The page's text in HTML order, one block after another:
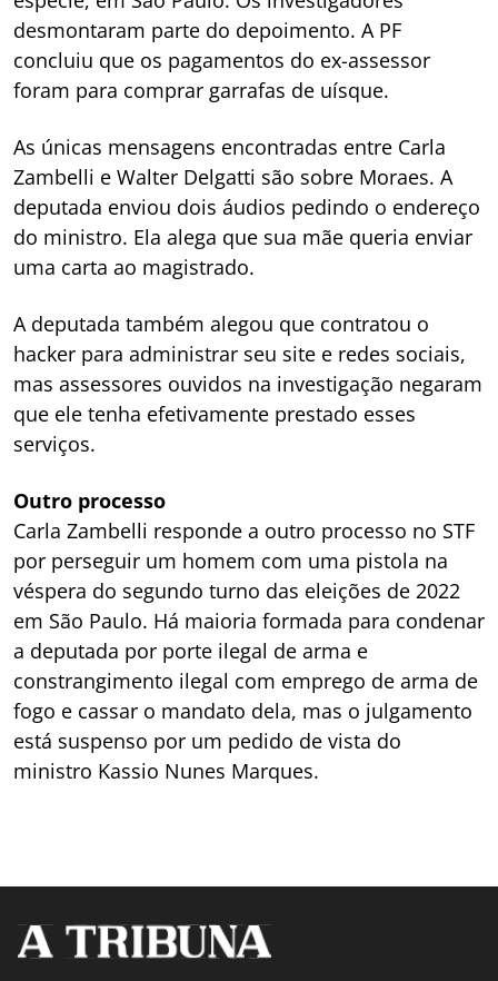
desmontaram parte do depoimento. A PF
concluiu que os pagamentos do ex-assessor
foram para comprar garrafas de uísque.
As únicas mensagens encontradas entre Carla
Zambelli e Walter Delgatti são sobre Moraes. A
deputada enviou dois áudios pedindo o endereço
do ministro. Ela alega que sua mãe queria enviar
uma carta ao magistrado.
A deputada também alegou que contratou o
hacker para administrar seu site e redes sociais,
mas assessores ouvidos na investigação negaram
que ele tenha efetivamente prestado esses
serviços.
Outro processo
Carla Zambelli responde a outro processo no STF
por perseguir um homem com uma pistola na
véspera do segundo turno das eleições de 2022
em São Paulo. Há maioria formada para condenar
a deputada por porte ilegal de arma e
constrangimento ilegal com emprego de arma de
fogo e cassar o mandato dela, mas o julgamento
está suspenso por um pedido de vista do
ministro Kassio Nunes Marques.